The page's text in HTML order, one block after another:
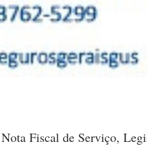
Fiscal de Serviço,